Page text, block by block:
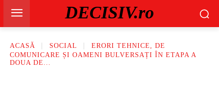
DECISIV.ro
ACASĂ SOCIAL
ERORI TEHNICE, DE
COMUNICARE ȘI OAMENI BULVERSAȚI ÎN ETAPA A
DOUA DE...